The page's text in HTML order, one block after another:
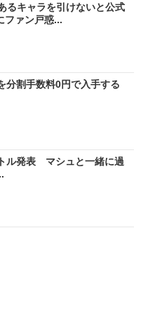
キャラを引けないと公式
ファン戸惑...
分割手数料0円で入手する
ル発表 マシュと一緒に過